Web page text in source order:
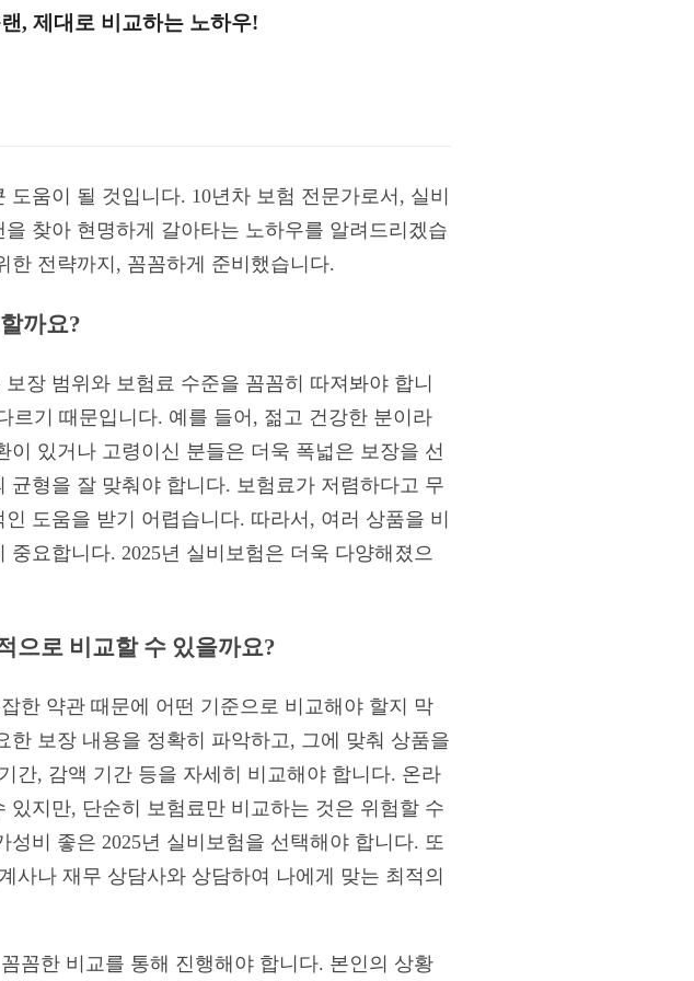
, 제대로 비교하는 노하우!
움이 될 것입니다. 10년차 보험 전문가로서, 실비
찾아 현명하게 갈아타는 노하우를 알려드리겠습
한 전략까지, 꼼꼼하게 준비했습니다.
까요?
장 범위와 보험료 수준을 꼼꼼히 따져봐야 합니
르기 때문입니다. 예를 들어, 젊고 건강한 분이라
있거나 고령이신 분들은 더욱 폭넓은 보장을 선
형을 잘 맞춰야 합니다. 보험료가 저렴하다고 무
도움을 받기 어렵습니다. 따라서, 여러 상품을 비
요합니다. 2025년 실비보험은 더욱 다양해졌으
으로 비교할 수 있을까요?
한 약관 때문에 어떤 기준으로 비교해야 할지 막
보장 내용을 정확히 파악하고, 그에 맞춰 상품을
간, 감액 기간 등을 자세히 비교해야 합니다. 온라
지만, 단순히 보험료만 비교하는 것은 위험할 수
비 좋은 2025년 실비보험을 선택해야 합니다. 또
사나 재무 상담사와 상담하여 나에게 맞는 최적의
꼼한 비교를 통해 진행해야 합니다. 본인의 상황